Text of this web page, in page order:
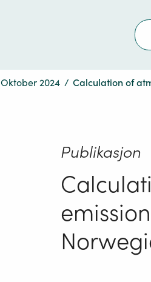
Søk
Oktober 2024 / Calculation of
Publikasjon